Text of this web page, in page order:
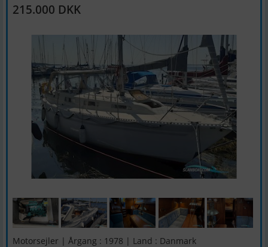
215.000 DKK
Motorsejler | Årgang : 1978 | Land : Danmark